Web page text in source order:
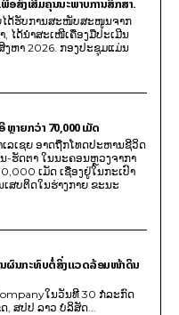
ອສົ່ງເສີມຄຸນນະພາບການສຶກສາ.
ໄດ້ຮັບການສະໜັບສະໜູນຈາກ
ໄດ້ນຳສະເໜີເຄື່ອງມືປະເມີນ
ງຫາ 2026. ກອງປະຊຸມແມ່ນ
ຫຼາຍກວ່າ 70,000 ເມັດ
ລເຊຍ ອາດຖືກໂທດປະຫານຊີວິດ
-ຮັດຕາ ໃນນະຄອນຫຼວງຈາກາ
ເມັດ ເຊື່ອງຢູ່ໃນກະເປົາ
ສບຕິດໃນຮ່າງກາຍ ຂະນະ
ຜົນກະທົບຕໍ່ສິ່ງແວດລ້ອມໜ້າດິນ
ໃນວັນທີ 30 ກໍລະກົດ
ສປປ ລາວ ບໍລິສັດ...